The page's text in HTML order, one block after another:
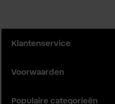
Klantenservice
Voorwaarden
Populaire categorieën